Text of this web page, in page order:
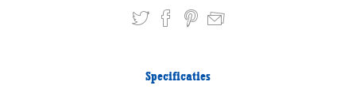
Specificaties